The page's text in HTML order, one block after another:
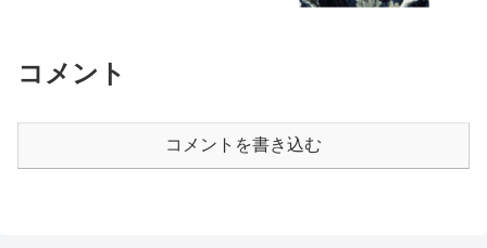
コメント
コメントを書き込む